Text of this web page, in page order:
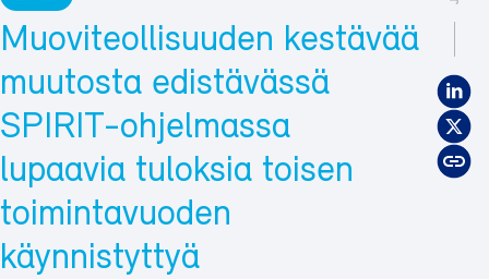
Muoviteollisuuden kestävää
muutosta edistävässä
SPIRIT-ohjelmassa
lupaavia tuloksia toisen
toimintavuoden
käynnistyttyä